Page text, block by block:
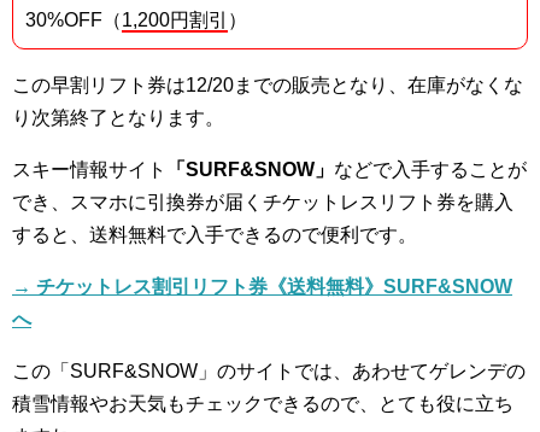
30%OFF（1,200円割引 ）
この早割リフト券は12/20までの販売となり、在庫がなくな
り次第終了となります。
スキー情報サイト 「SURF&SNOW」 などで入手することが
でき、スマホに引換券が届くチケットレスリフト券を購入
すると、送料無料で入手できるので便利です。
→ チケットレス割引リフト券《送料無料》SURF&SNOW
へ
この「SURF&SNOW」のサイトでは、あわせてゲレンデの
積雪情報やお天気もチェックできるので、とても役に立ち